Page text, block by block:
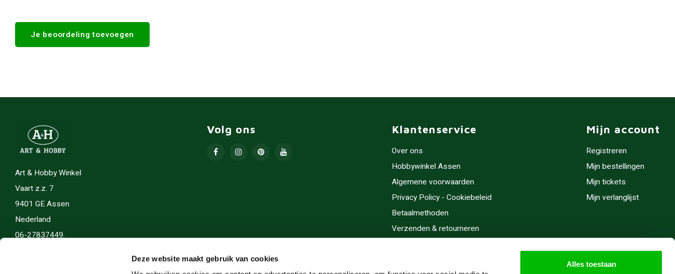
Deze website maakt gebruik van cookies
Alles toestaan
Je beoordeling toevoegen
Art & Hobby Winkel
Vaart z.z. 7
9401 GE Assen
Nederland
06-27837449.
Volg ons Klantenservice
Over ons
Hobbywinkel Assen
Algemene voorwaarden
Privacy Policy - Cookiebeleid
Betaalmethoden
Verzenden & retourneren
Mijn account
Registreren
Mijn bestellingen
Mijn tickets
Mijn verlanglijst